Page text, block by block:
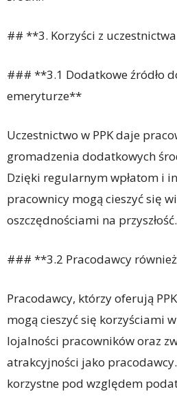
## **3. Korzyści z
### **3.1 Dodatkowe źródło
emeryturze**
Uczestnictwo w PPK daje
gromadzenia dodatkowych
Dzięki regularnym wpłatom i
pracownicy mogą cieszyć się
oszczędnościami na przyszłość.
### **3.2 Pracodawcy
Pracodawcy, którzy oferują
mogą cieszyć się korzyściami
lojalności pracowników oraz
atrakcyjności jako
korzystne pod względem